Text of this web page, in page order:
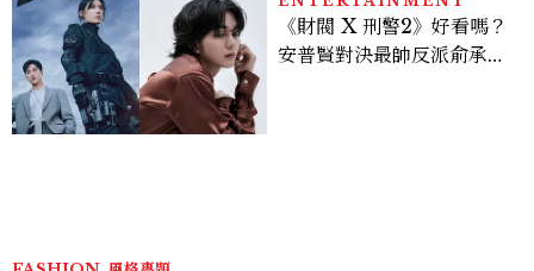
《財閥 X 刑警2》好看嗎？
安普賢對決最帥反派俞承